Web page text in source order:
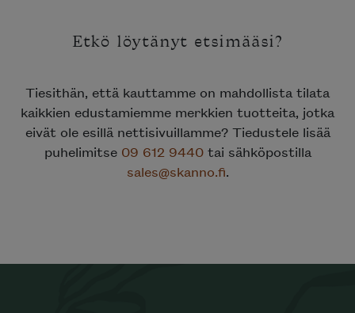
Etkö löytänyt etsimääsi?
Tiesithän, että kauttamme on mahdollista tilata
kaikkien edustamiemme merkkien tuotteita, jotka
eivät ole esillä nettisivuillamme? Tiedustele lisää
puhelimitse 09 612 9440tai sähköpostilla
sales@skanno.fi.